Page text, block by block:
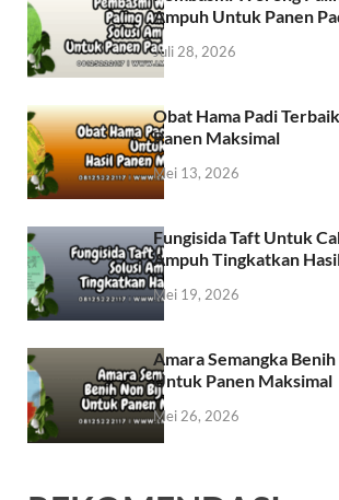
Ampuh Untuk Panen
Juli 28, 2026
Obat Hama Padi
Panen Maksimal
Mei 13, 2026
Fungisida Taft Untuk
Ampuh Tingkatkan
Mei 19, 2026
Amara Semangka
Untuk Panen Maksimal
Mei 26, 2026